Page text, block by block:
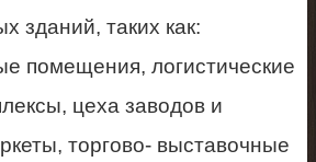
зданий, таких как:
помещения, логистические
цеха заводов и
торгово- выставочные